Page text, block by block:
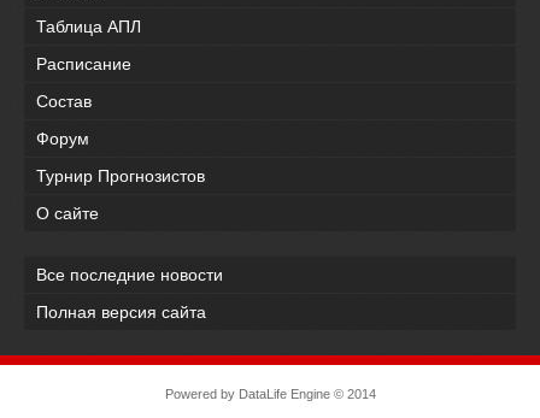
Таблица АПЛ
Расписание
Состав
Форум
Турнир Прогнозистов
О сайте
Все последние новости
Полная версия сайта
Powered by DataLife Engine© 2014